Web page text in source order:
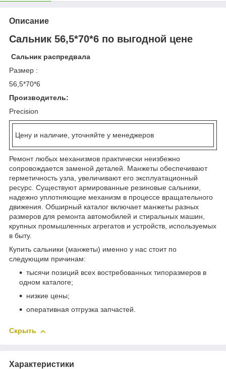
Описание
Сальник 56,5*70*6 по выгодной цене
Сальник распредвала
Размер :
56,5*70*6
Производитель:
Precision
Цену и наличие, уточняйте у менеджеров
Ремонт любых механизмов практически неизбежно
сопровождается заменой деталей. Манжеты обеспечивают
герметичность узла, увеличивают его эксплуатационный
ресурс. Существуют армированные резиновые сальники,
надежно уплотняющие механизм в процессе вращательного
движения. Обширный каталог включает манжеты разных
размеров для ремонта автомобилей и стиральных машин,
крупных промышленных агрегатов и устройств, используемых
в быту.
Купить сальники (манжеты) именно у нас стоит по
следующим причинам:
тысячи позиций всех востребованных типоразмеров в
одном каталоге;
низкие цены;
оперативная отгрузка запчастей.
Скрыть
Характеристики